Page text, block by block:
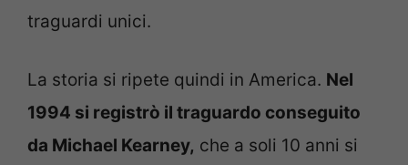
traguardi unici.
La storia si ripete quindi in America. Nel
1994 si registrò il traguardo conseguito
da Michael Kearney, che a soli 10 anni si